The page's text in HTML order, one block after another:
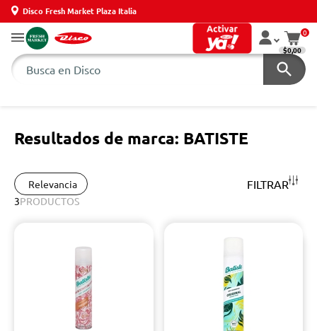
Disco Fresh Market Plaza Italia
0
$0,00
Resultados de marca: BATISTE
Relevancia FILTRAR
3PRODUCTOS